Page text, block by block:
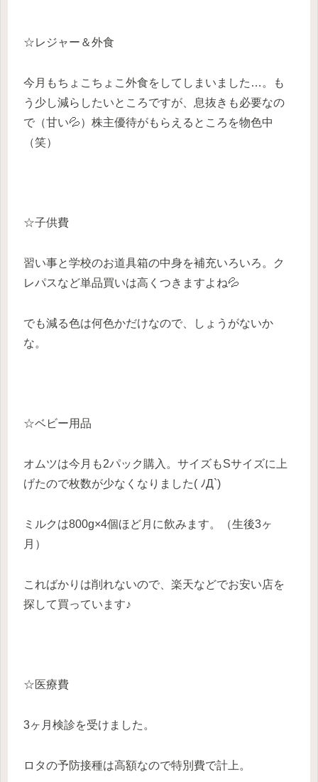
☆レジャー＆外食
今月もちょこちょこ外食をしてしまいました…。も
う少し減らしたいところですが、息抜きも必要なの
で（甘い💦）株主優待がもらえるところを物色中
（笑）
☆子供費
習い事と学校のお道具箱の中身を補充いろいろ。ク
レパスなど単品買いは高くつきますよね💦
でも減る色は何色かだけなので、しょうがないか
な。
☆ベビー用品
オムツは今月も2パック購入。サイズもSサイズに上
げたので枚数が少なくなりました( ﾉД`)
ミルクは800g×4個ほど月に飲みます。（生後3ヶ
月）
こればかりは削れないので、楽天などでお安い店を
探して買っています♪
☆医療費
3ヶ月検診を受けました。
ロタの予防接種は高額なので特別費で計上。